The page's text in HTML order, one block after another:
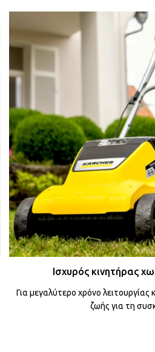
Ισχυρός κινητήρας
Για μεγαλύτερο χρόνο λειτουργίας
ζωής για τη